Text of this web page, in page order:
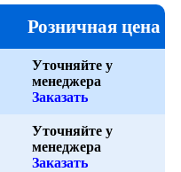
Розничная цена
Уточняйте у
менеджера
Заказать
Уточняйте у
менеджера
Заказать